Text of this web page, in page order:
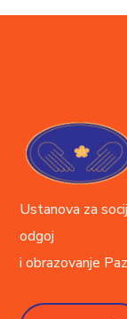
Ustanova za
odgoj
i obrazovanje